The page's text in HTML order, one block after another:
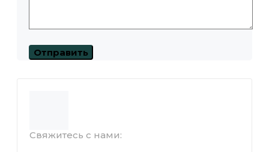
Свяжитесь с нами: